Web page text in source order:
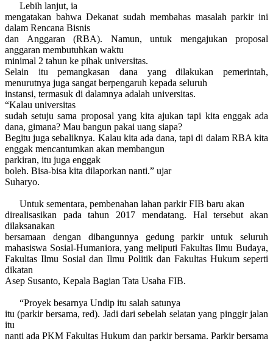
Lebih lanjut, ia
mengatakan bahwa Dekanat sudah membahas masalah parkir ini
dalam Rencana Bisnis
dan Anggaran (RBA). Namun, untuk mengajukan proposal
anggaran membutuhkan waktu
minimal 2 tahun ke pihak universitas.
Selain itu pemangkasan dana yang dilakukan pemerintah,
menurutnya juga sangat berpengaruh kepada seluruh
instansi, termasuk di dalamnya adalah universitas.
“Kalau universitas
sudah setuju sama proposal yang kita ajukan tapi kita enggak ada
dana, gimana? Mau bangun pakai uang siapa?
Begitu juga sebaliknya. Kalau kita ada dana, tapi di dalam RBA kita
enggak mencantumkan akan membangun
parkiran, itu juga enggak
boleh. Bisa-bisa kita dilaporkan nanti.” ujar
Suharyo.
Untuk sementara, pembenahan lahan parkir FIB baru akan
direalisasikan pada tahun 2017 mendatang. Hal tersebut akan
dilaksanakan
bersamaan dengan dibangunnya gedung parkir untuk seluruh
mahasiswa Sosial-Humaniora, yang meliputi FakultasIlmuBudaya,
Fakultas Ilmu Sosial dan Ilmu Politik dan Fakultas Hukum seperti
dikatan
Asep Susanto, Kepala Bagian Tata Usaha FIB.
“Proyek besarnya Undip itu salah satunya
itu (parkir bersama, red). Jadi dari sebelah selatan yang pinggir jalan
itu
nanti ada PKM Fakultas Hukum dan parkir bersama. Parkir bersama